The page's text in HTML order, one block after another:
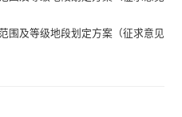
围及等级地段划定方案（征求意见